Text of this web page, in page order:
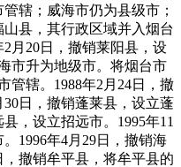
辖；威海市仍为县级市；
县，其行政区域并入烟台
月20日，撤销莱阳县，设
市升为地级市。将烟台市
管辖。1988年2月24日，撤
日，撤销蓬莱县，设立蓬
，设立招远市。1995年11
1996年4月29日，撤销海
，撤销牟平县，将牟平县的